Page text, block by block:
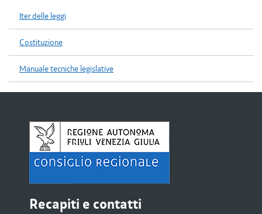
Iter delle leggi
Costituzione
Manuale tecniche legislative
Recapiti e contatti